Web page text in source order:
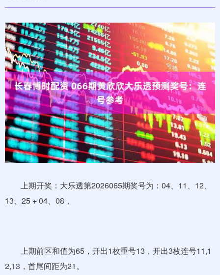
上期开奖：大乐透第2026065期奖号为：04、11、12、
13、25 + 04、08，
上期前区和值为65，开出1枚重号13，开出3枚连号11,1
2,13，首尾间距为21。